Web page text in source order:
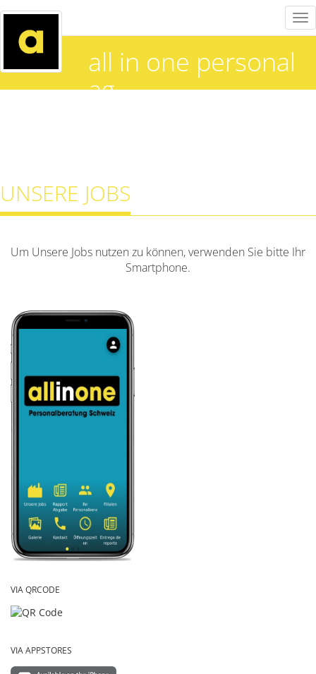
all in one personal
ag
UNSERE JOBS
Um Unsere Jobs nutzen zu können, verwenden Sie bitte Ihr
Smartphone.
VIA QRCODE
VIA APPSTORES